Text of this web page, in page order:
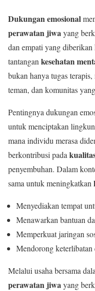
Dukungan emosional
perawatan jiwayang
dan empati yang
tantangan kesehatan
bukan hanya tugas
teman, dan komunitas
Pentingnya dukungan
untuk menciptakan
mana individu merasa
berkontribusi pada
penyembuhan. Dalam
sama untuk meningkatkan
Menyediakan tempat
Menawarkan bantuan
Memperkuat jaringan
Mendorong keterlibatan
Melalui usaha bersama
perawatan jiwayang